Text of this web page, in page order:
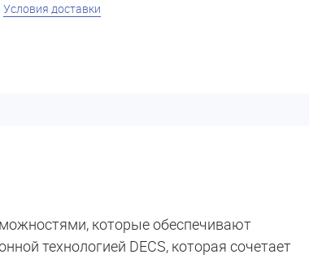
Условия доставки
которые обеспечивают
технологией DECS, которая сочетает